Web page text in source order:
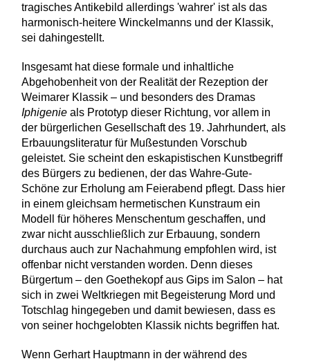
tragisches Antikebild allerdings 'wahrer' ist als das
harmonisch-heitere Winckelmanns und der Klassik,
sei dahingestellt.
Insgesamt hat diese formale und inhaltliche
Abgehobenheit von der Realität der Rezeption der
Weimarer Klassik – und besonders des Dramas
Iphigenie als Prototyp dieser Richtung, vor allem in
der bürgerlichen Gesellschaft des 19. Jahrhundert, als
Erbauungsliteratur für Mußestunden Vorschub
geleistet. Sie scheint den eskapistischen Kunstbegriff
des Bürgers zu bedienen, der das Wahre-Gute-
Schöne zur Erholung am Feierabend pflegt. Dass hier
in einem gleichsam hermetischen Kunstraum ein
Modell für höheres Menschentum geschaffen, und
zwar nicht ausschließlich zur Erbauung, sondern
durchaus auch zur Nachahmung empfohlen wird, ist
offenbar nicht verstanden worden. Denn dieses
Bürgertum – den Goethekopf aus Gips im Salon – hat
sich in zwei Weltkriegen mit Begeisterung Mord und
Totschlag hingegeben und damit bewiesen, dass es
von seiner hochgelobten Klassik nichts begriffen hat.
Wenn Gerhart Hauptmann in der während des